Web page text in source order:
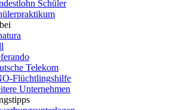
Schüler
Telekom
Flüchtlingshilfe
Unternehmen